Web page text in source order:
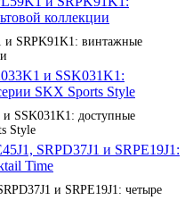
и SRPK91K1: винтажные
SSK031K1: доступные
Style
и SRPE19J1: четыре